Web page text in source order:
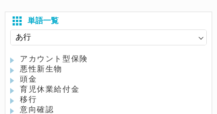
単語一覧
アカウント型保険
悪性新生物
頭金
育児休業給付金
移行
意向確認